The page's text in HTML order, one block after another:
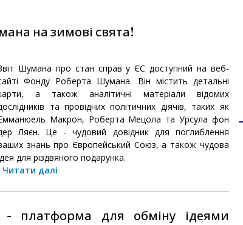
на зимові свята!
Шумана про стан справ у ЄС доступний на веб-
Фонду Роберта Шумана. Він містить детальні
а також аналітичні матеріали відомих
та провідних політичних діячів, таких як
Макрон, Роберта Мецола та Урсула фон
Ляєн. Це - чудовий довідник для поглиблення
знань про Європейський Союз, а також чудова
для різдвяного подарунка.
Читати далі
- платформа для обміну ідеями